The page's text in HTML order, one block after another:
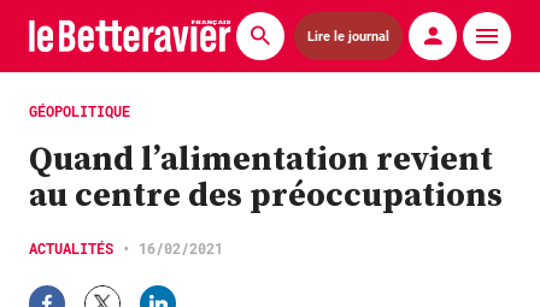
Lire le journal
Actualités
Économie
Agronomie
Matériels
GÉOPOLITIQUE
Quand l’alimentation revient
au centre des préoccupations
ACTUALITÉS • 16/02/2021